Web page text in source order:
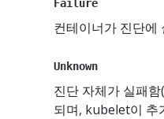
Failure
컨테이너가 진단에
Unknown
진단 자체가 실패
되며, kubelet이 추